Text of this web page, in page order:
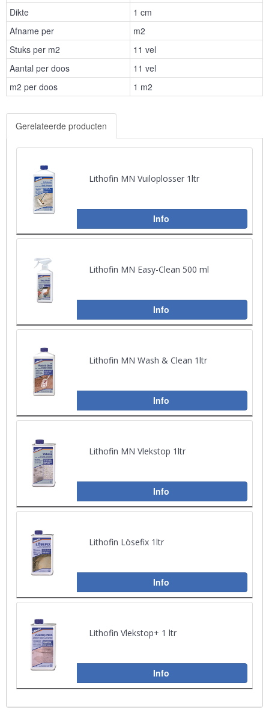
Dikte
1 cm
Afname per
m2
Stuks per m2
11 vel
Aantal per doos
11 vel
m2 per doos
1 m2
Gerelateerde producten
Lithofin MN Vuiloplosser 1ltr
Info
Lithofin MN Easy-Clean 500 ml
Info
Lithofin MN Wash & Clean 1ltr
Info
Lithofin MN Vlekstop 1ltr
Info
Lithofin Lösefix 1ltr
Info
Lithofin Vlekstop+ 1 ltr
Info